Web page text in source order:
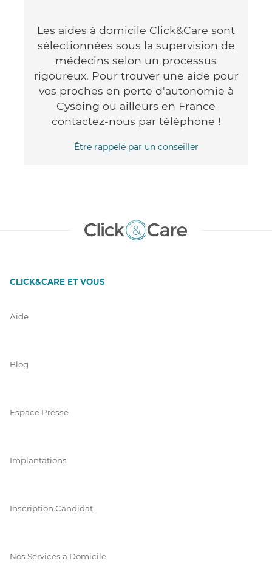
Les aides à domicile Click&Care sont
sélectionnées sous la supervision de
médecins selon un processus
rigoureux. Pour trouver une aide pour
vos proches en perte d'autonomie à
Cysoing ou ailleurs en France
contactez-nous par téléphone !
Être rappelé par un conseiller
CLICK&CARE ET VOUS
Aide
Blog
Espace Presse
Implantations
Inscription Candidat
Nos Services à Domicile